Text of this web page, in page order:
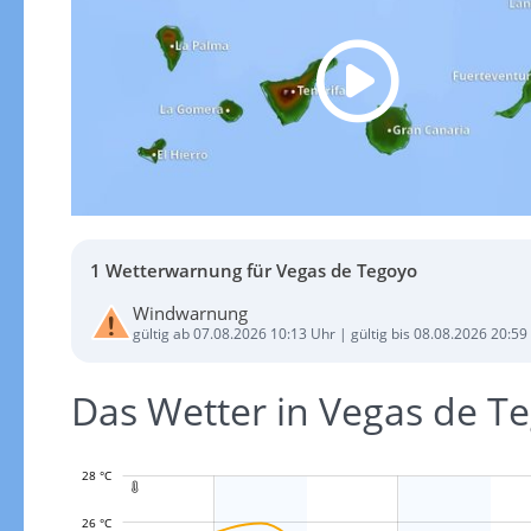
1 Wetterwarnung für Vegas de Tegoyo
Windwarnung
gültig ab 07.08.2026 10:13 Uhr | gültig bis 08.08.2026 20:59
Das Wetter in Vegas de

28 °C
26 °C